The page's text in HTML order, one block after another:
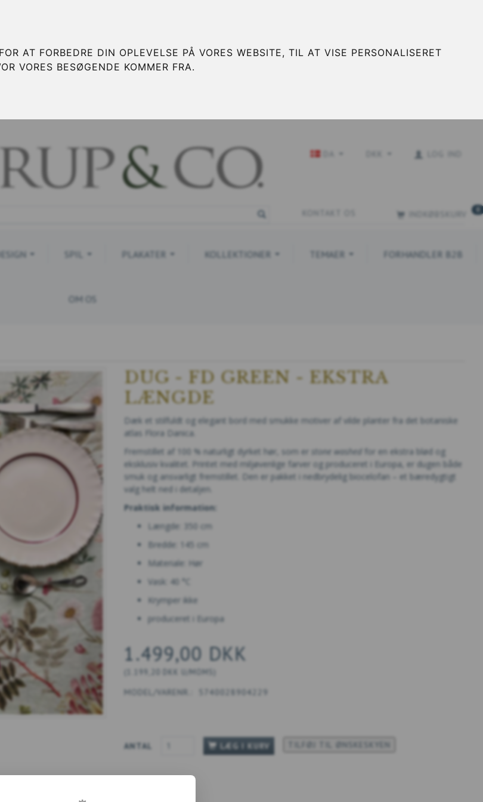
AT FORBEDRE DIN OPLEVELSE PÅ VORES WEBSITE, TIL AT VISE PERSONALISERET
VORES BESØGENDE KOMMER FRA.
SPIL PLAKATER KOLLEKTIONER TEMAER FORHANDLER B2B
OM OS
DUG - FD GREEN - EKSTRA
LÆNGDE
Dæk et stilfuldt og elegant bord med smukke motiver af vilde planter fra det botaniske
atlas Flora Danica.
Fremstillet af 100 % naturligt dyrket hør, som er stone washed for en ekstra blød og
eksklusiv kvalitet. Printet med miljøvenlige farver og produceret i Europa, er dugen både
smuk og ansvarligt fremstillet. Den er pakket i nedbrydelig biocelofan – et bæredygtigt
valg helt ned i detaljen.
Praktisk information:
Længde: 350 cm
Bredde: 145 cm
Materiale: Hør
Vask: 40 °C
Krymper ikke
produceret i Europa
1.499,00 DKK
1.199,20 DKK U/MOMS
MODEL/VARENR.: 5740028904229
ANTAL LÆG I KURV TILFØJ TIL ØNSKESKYEN